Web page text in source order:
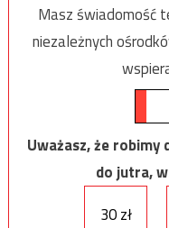
Masz świadomość
niezależnych
Uważasz, że
do jutra,
30 zł